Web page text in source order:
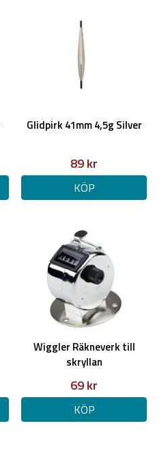
Glidpirk 41mm 4,5g Silver
89 kr
KÖP
Wiggler Räkneverk till
skryllan
69 kr
KÖP